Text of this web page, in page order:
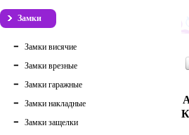
Замки
Замки висячие
Замки врезные
Замки гаражные
Замки накладные
Замки защелки